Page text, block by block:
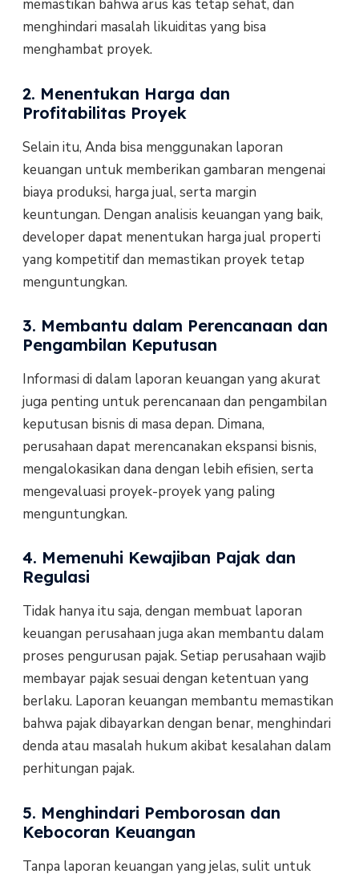
memastikan bahwa arus kas tetap sehat, dan
menghindari masalah likuiditas yang bisa
menghambat proyek.
2. Menentukan Harga dan
Profitabilitas Proyek
Selain itu, Anda bisa menggunakan laporan
keuangan untuk memberikan gambaran mengenai
biaya produksi, harga jual, serta margin
keuntungan. Dengan analisis keuangan yang baik,
developer dapat menentukan harga jual properti
yang kompetitif dan memastikan proyek tetap
menguntungkan.
3. Membantu dalam Perencanaan dan
Pengambilan Keputusan
Informasi di dalam laporan keuangan yang akurat
juga penting untuk perencanaan dan pengambilan
keputusan bisnis di masa depan. Dimana,
perusahaan dapat merencanakan ekspansi bisnis,
mengalokasikan dana dengan lebih efisien, serta
mengevaluasi proyek-proyek yang paling
menguntungkan.
4. Memenuhi Kewajiban Pajak dan
Regulasi
Tidak hanya itu saja, dengan membuat laporan
keuangan perusahaan juga akan membantu dalam
proses pengurusan pajak. Setiap perusahaan wajib
membayar pajak sesuai dengan ketentuan yang
berlaku. Laporan keuangan membantu memastikan
bahwa pajak dibayarkan dengan benar, menghindari
denda atau masalah hukum akibat kesalahan dalam
perhitungan pajak.
5. Menghindari Pemborosan dan
Kebocoran Keuangan
Tanpa laporan keuangan yang jelas, sulit untuk